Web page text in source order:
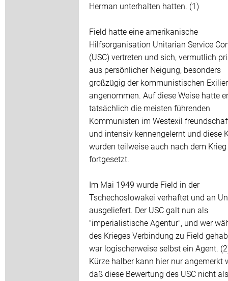
Herman unterhalten hatten. (1)
Field hatte eine amerikanische
Hilfsorganisation Unitarian Service
(USC) vertreten und sich, vermutlich
aus persönlicher Neigung, besonders
großzügig der kommunistischen
angenommen. Auf diese Weise hatte er
tatsächlich die meisten führenden
Kommunisten im Westexil
und intensiv kennengelernt und diese
wurden teilweise auch nach dem Krieg
fortgesetzt.
Im Mai 1949 wurde Field in der
Tschechoslowakei verhaftet und an
ausgeliefert. Der USC galt nun als
"imperialistische Agentur", und wer
des Krieges Verbindung zu Field
war logischerweise selbst ein Agent.
Kürze halber kann hier nur angemerkt
daß diese Bewertung des USC nicht